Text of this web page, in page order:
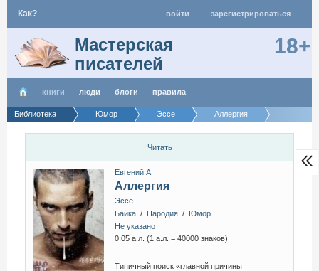
Как? войти зарегистрироваться
Мастерская
писателей
18+
книги люди блоги правила
Библиотека Юмор Эссе Аллергия
Читать
Евгений А.
Аллергия
Эссе
Байка / Пародия / Юмор
Не указано
0,05 а.л. (1 а.л. = 40000 знаков)
Типичный поиск «главной причины